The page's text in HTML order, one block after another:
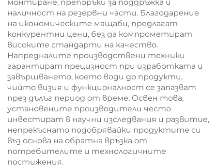
монтиране, препоръки за поддръжка и
наличност на резервни части. Благодарение
на икономическите мащаби, предлагат
конкурентни цени, без да компрометират
високите стандарти на качество.
Напредналите производствени техники
гарантират прецизност при изработката и
завършването, което води до продукти,
чийто визия и функционалност се запазват
през дълъг период от време. Освен това,
установените производители често
инвестират в научни изследвания и развитие,
непрекъснато подобрявайки продуктите си
въз основа на обратна връзка от
потребителите и технологичните
постижения.